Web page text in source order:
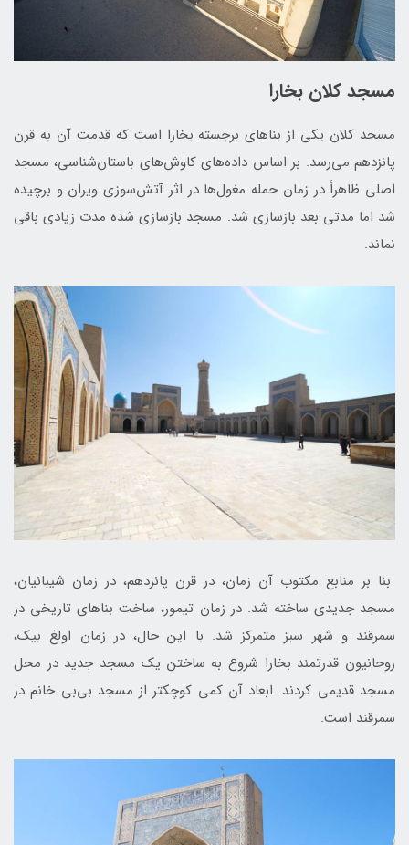
مسجد کلان بخارا
مسجد کلان یکی از بناهای برجسته بخارا است که قدمت آن به قرن
پانزدهم می‌رسد. بر اساس داده‌های کاوش‌های باستان‌شناسی، مسجد
اصلی ظاهراً در زمان حمله مغول‌ها در اثر آتش‌سوزی ویران و برچیده
شد اما مدتی بعد بازسازی شد. مسجد بازسازی شده مدت زیادی باقی
نماند.
بنا بر منابع مکتوب آن زمان، در قرن پانزدهم، در زمان شیبانیان،
مسجد جدیدی ساخته شد. در زمان تیمور، ساخت بناهای تاریخی در
سمرقند و شهر سبز متمرکز شد. با این حال، در زمان اولغ بیک،
روحانیون قدرتمند بخارا شروع به ساختن یک مسجد جدید در محل
مسجد قدیمی کردند. ابعاد آن کمی کوچکتر از مسجد بی‌بی خانم در
سمرقند است.